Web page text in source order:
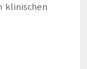
klinischen